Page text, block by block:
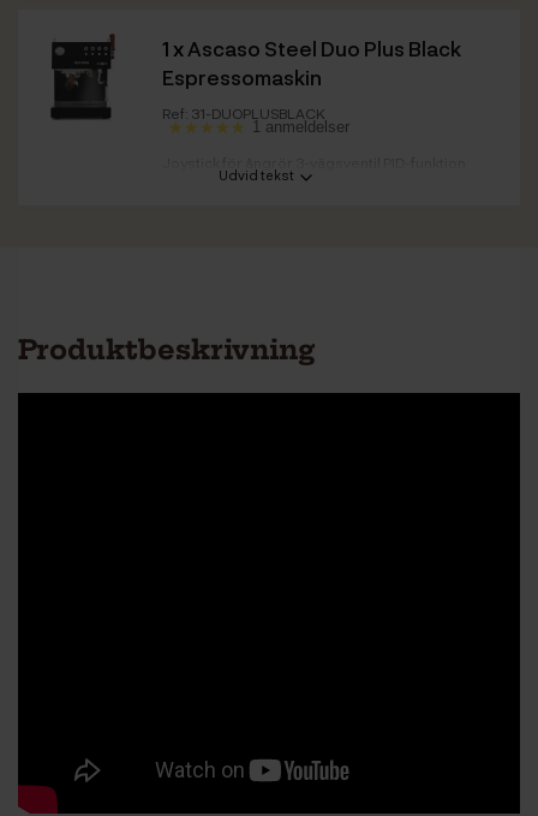
1 xAscaso Steel Duo Plus Black
Espressomaskin
Ref: 31-DUOPLUSBLACK
1 anmeldelser
OPV-ventil Isolerade termoblock för snabb...
Udvid tekst
Produktbeskrivning